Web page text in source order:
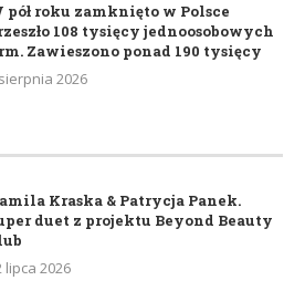
pół roku zamknięto w Polsce
108 tysięcy jednoosobowych
Zawieszono ponad 190 tysięcy
2026
Kraska & Patrycja Panek.
duet z projektu Beyond Beauty
lipca 2026